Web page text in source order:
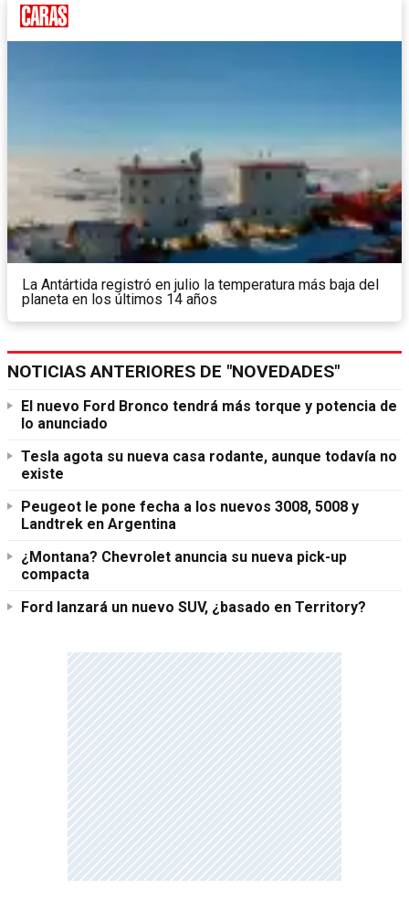
La Antártida registró en julio la temperatura más baja del
planeta en los últimos 14 años
NOTICIAS ANTERIORES DE "NOVEDADES"
El nuevo Ford Bronco tendrá más torque y potencia de
lo anunciado
Tesla agota su nueva casa rodante, aunque todavía no
existe
Peugeot le pone fecha a los nuevos 3008, 5008 y
Landtrek en Argentina
¿Montana? Chevrolet anuncia su nueva pick-up
compacta
Ford lanzará un nuevo SUV, ¿basado en Territory?